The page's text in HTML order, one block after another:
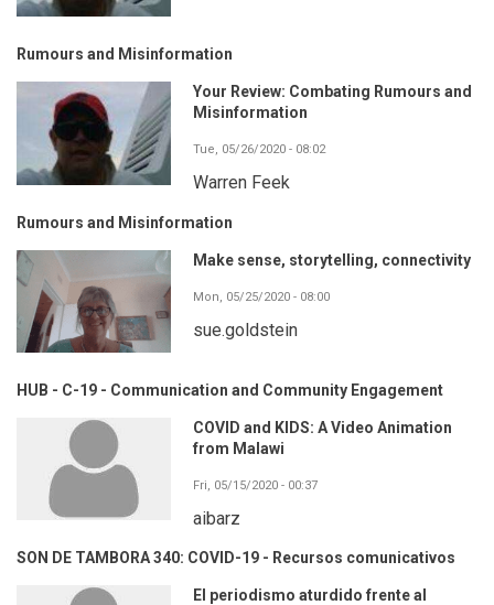
Rumours and Misinformation
Your Review: Combating Rumours and
Misinformation
Tue, 05/26/2020 - 08:02
Warren Feek
Rumours and Misinformation
Make sense, storytelling, connectivity
Mon, 05/25/2020 - 08:00
sue.goldstein
HUB - C-19 - Communication and Community Engagement
COVID and KIDS: A Video Animation
from Malawi
Fri, 05/15/2020 - 00:37
aibarz
SON DE TAMBORA 340: COVID-19 - Recursos comunicativos
El periodismo aturdido frente al